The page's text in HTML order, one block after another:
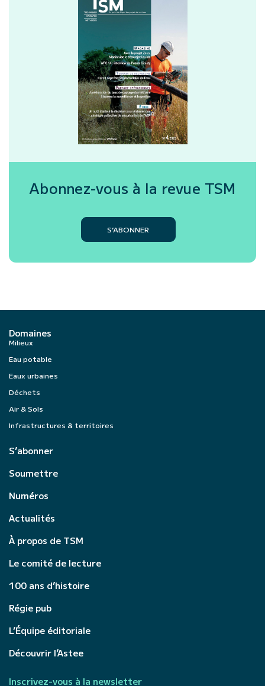
Abonnez-vous à la revue TSM
S’ABONNER
Domaines
Milieux
Eau potable
Eaux urbaines
Déchets
Air & Sols
Infrastructures & territoires
S’abonner
Soumettre
Numéros
Actualités
À propos de TSM
Le comité de lecture
100 ans d’histoire
Régie pub
L’Équipe éditoriale
Découvrir l’Astee
Inscrivez-vous à la newsletter